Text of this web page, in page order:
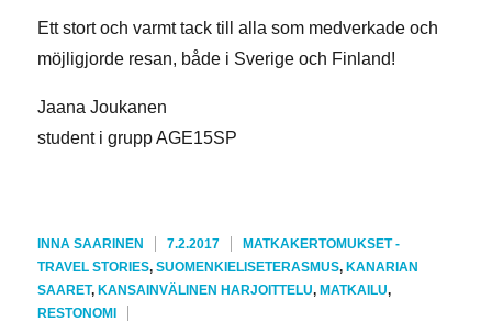
Ett stort och varmt tack till alla som medverkade och
möjligjorde resan, både i Sverige och Finland!
Jaana Joukanen
student i grupp AGE15SP
KIRJOITTAJA
INNA SAARINEN JULKAISTU
7.2.2017 KATEGORIAT
MATKAKERTOMUKSET -
TRAVEL STORIES,SUOMENKIELISETAVAINSANAT
ERASMUS, KANARIAN
SAARET, KANSAINVÄLINEN HARJOITTELU, MATKAILU,
RESTONOMI